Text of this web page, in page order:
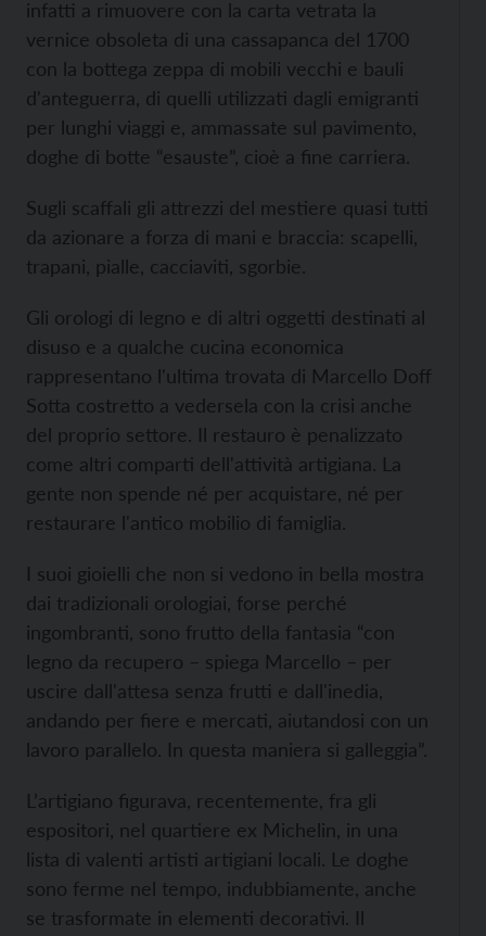
infatti a rimuovere con la carta vetrata la
vernice obsoleta di una cassapanca del 1700
con la bottega zeppa di mobili vecchi e bauli
d'anteguerra, di quelli utilizzati dagli emigranti
per lunghi viaggi e, ammassate sul pavimento,
doghe di botte “esauste”, cioè a fine carriera.
Sugli scaffali gli attrezzi del mestiere quasi tutti
da azionare a forza di mani e braccia: scapelli,
trapani, pialle, cacciaviti, sgorbie.
Gli orologi di legno e di altri oggetti destinati al
disuso e a qualche cucina economica
rappresentano l'ultima trovata di Marcello Doff
Sotta costretto a vedersela con la crisi anche
del proprio settore. Il restauro è penalizzato
come altri comparti dell'attività artigiana. La
gente non spende né per acquistare, né per
restaurare l'antico mobilio di famiglia.
I suoi gioielli che non si vedono in bella mostra
dai tradizionali orologiai, forse perché
ingombranti, sono frutto della fantasia “con
legno da recupero – spiega Marcello – per
uscire dall'attesa senza frutti e dall'inedia,
andando per fiere e mercati, aiutandosi con un
lavoro parallelo. In questa maniera si galleggia”.
L’artigiano figurava, recentemente, fra gli
espositori, nel quartiere ex Michelin, in una
lista di valenti artisti artigiani locali. Le doghe
sono ferme nel tempo, indubbiamente, anche
se trasformate in elementi decorativi. Il